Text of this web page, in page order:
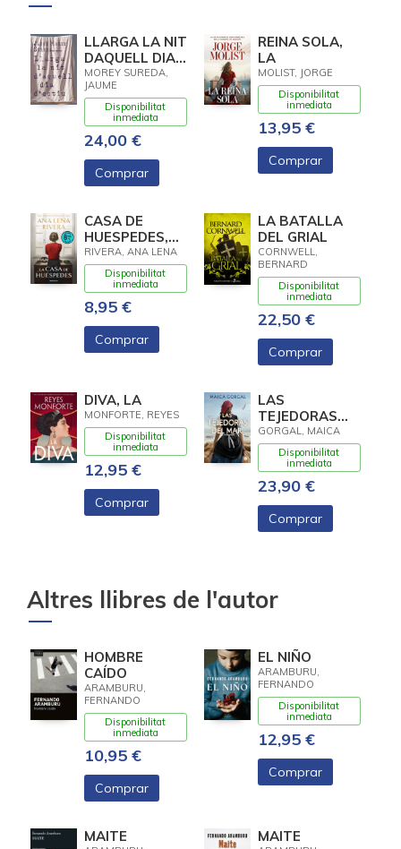
LLARGA LA NIT
DAQUELL DIA
DESTIU
MOREY SUREDA,
JAUME
Disponibilitat
inmediata
24,00 €
Comprar
REINA SOLA,
LA
MOLIST, JORGE
Disponibilitat
inmediata
13,95 €
Comprar
CASA DE
HUESPEDES,
LA (EDICION
LIMITADA ·
VERANO)
RIVERA, ANA LENA
Disponibilitat
inmediata
8,95 €
Comprar
LA BATALLA
DEL GRIAL
CORNWELL,
BERNARD
Disponibilitat
inmediata
22,50 €
Comprar
DIVA, LA
MONFORTE, REYES
Disponibilitat
inmediata
12,95 €
Comprar
LAS
TEJEDORAS
DEL MAR
GORGAL, MAICA
Disponibilitat
inmediata
23,90 €
Comprar
Altres llibres de l'autor
HOMBRE
CAÍDO
ARAMBURU,
FERNANDO
Disponibilitat
inmediata
10,95 €
Comprar
EL NIÑO
ARAMBURU,
FERNANDO
Disponibilitat
inmediata
12,95 €
Comprar
MAITE MAITE